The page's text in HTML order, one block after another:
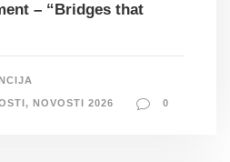
– “Bridges that
, NOVOSTI 2026 0